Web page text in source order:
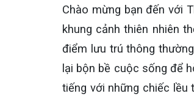
Chào mừng bạn đến với
khung cảnh thiên nhiên
điểm lưu trú thông
lại bộn bề cuộc sống để
tiếng với những chiếc lều